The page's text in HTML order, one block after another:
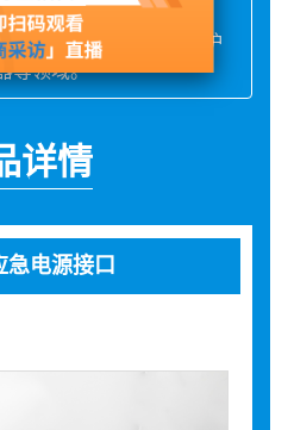
、工业设备、电力设备、
场剧院舞台灯光、工业炉
等领域。
详情
急电源接口